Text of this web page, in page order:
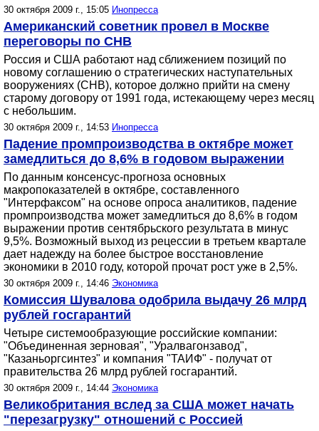
30 октября 2009 г., 15:05 Инопресса
Американский советник провел в Москве
переговоры по СНВ
Россия и США работают над сближением позиций по
новому соглашению о стратегических наступательных
вооружениях (СНВ), которое должно прийти на смену
старому договору от 1991 года, истекающему через месяц
с небольшим.
30 октября 2009 г., 14:53 Инопресса
Падение промпроизводства в октябре может
замедлиться до 8,6% в годовом выражении
По данным консенсус-прогноза основных
макропоказателей в октябре, составленного
"Интерфаксом" на основе опроса аналитиков, падение
промпроизводства может замедлиться до 8,6% в годом
выражении против сентябрьского результата в минус
9,5%. Возможный выход из рецессии в третьем квартале
дает надежду на более быстрое восстановление
экономики в 2010 году, которой прочат рост уже в 2,5%.
30 октября 2009 г., 14:46 Экономика
Комиссия Шувалова одобрила выдачу 26 млрд
рублей госгарантий
Четыре системообразующие российские компании:
"Объединенная зерновая", "Уралвагонзавод",
"Казаньоргсинтез" и компания "ТАИФ" - получат от
правительства 26 млрд рублей госгарантий.
30 октября 2009 г., 14:44 Экономика
Великобритания вслед за США может начать
"перезагрузку" отношений с Россией